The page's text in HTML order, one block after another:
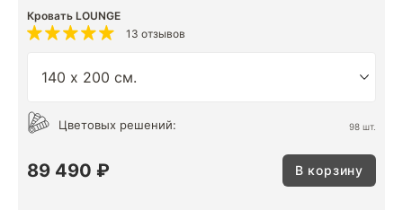
Кровать LOUNGE
13 отзывов
Цветовых решений: 98 шт.
89 490 ₽ В корзину